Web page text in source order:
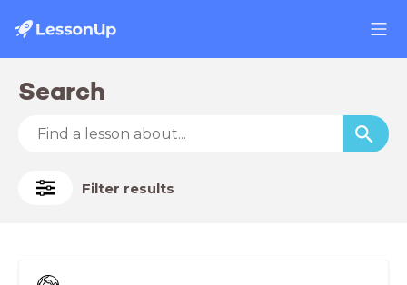
Search
Filter results